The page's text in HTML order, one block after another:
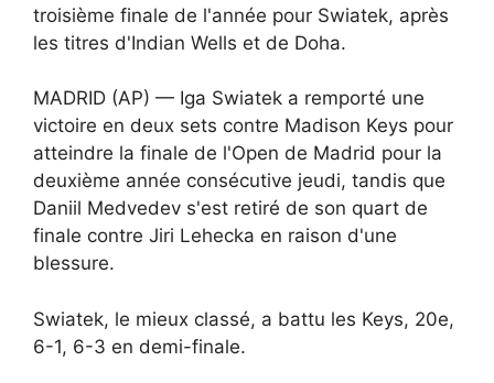
troisième finale de l'année pour Swiatek, après
les titres d'Indian Wells et de Doha.
MADRID (AP) — Iga Swiatek a remporté une
victoire en deux sets contre Madison Keys pour
atteindre la finale de l'Open de Madrid pour la
deuxième année consécutive jeudi, tandis que
Daniil Medvedev s'est retiré de son quart de
finale contre Jiri Lehecka en raison d'une
blessure.
Swiatek, le mieux classé, a battu les Keys, 20e,
6-1, 6-3 en demi-finale.